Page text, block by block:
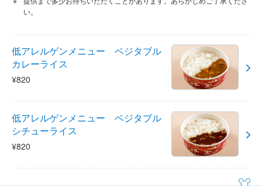
い。
低アレルゲンメニュー ベジタブル
カレーライス
¥820
低アレルゲンメニュー ベジタブル
シチューライス
¥820